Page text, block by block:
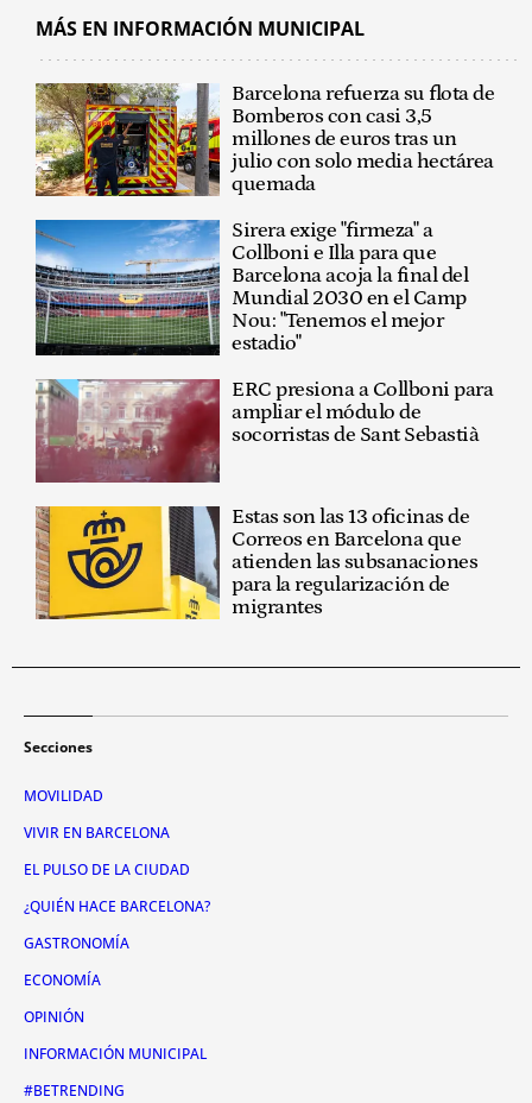
MÁS EN INFORMACIÓN MUNICIPAL
Barcelona refuerza su flota de
Bomberos con casi 3,5
millones de euros tras un
julio con solo media hectárea
quemada
Sirera exige "firmeza" a
Collboni e Illa para que
Barcelona acoja la final del
Mundial 2030 en el Camp
Nou: "Tenemos el mejor
estadio"
ERC presiona a Collboni para
ampliar el módulo de
socorristas de Sant Sebastià
Estas son las 13 oficinas de
Correos en Barcelona que
atienden las subsanaciones
para la regularización de
migrantes
Secciones
MOVILIDAD
VIVIR EN BARCELONA
EL PULSO DE LA CIUDAD
¿QUIÉN HACE BARCELONA?
GASTRONOMÍA
ECONOMÍA
OPINIÓN
INFORMACIÓN MUNICIPAL
#BETRENDING